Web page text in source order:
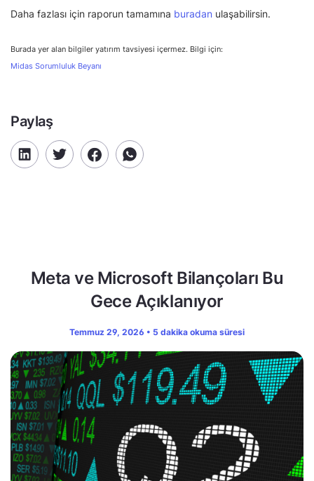
Daha fazlası için raporun tamamına buradan ulaşabilirsin.
Burada yer alan bilgiler yatırım tavsiyesi içermez. Bilgi için:
Midas Sorumluluk Beyanı
Paylaş
Meta ve Microsoft Bilançoları Bu
Gece Açıklanıyor
Temmuz 29, 2026 • 5 dakika okuma süresi